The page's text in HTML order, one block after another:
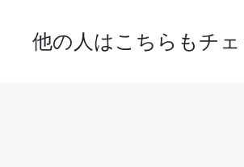
他の人はこちらもチ